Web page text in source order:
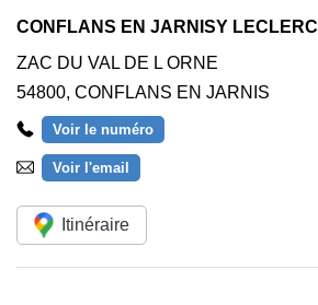
CONFLANS EN JARNISY LECLERC
ZAC DU VAL DE L ORNE
54800, CONFLANS EN JARNIS
Voir le numéro
Voir l'email
Itinéraire